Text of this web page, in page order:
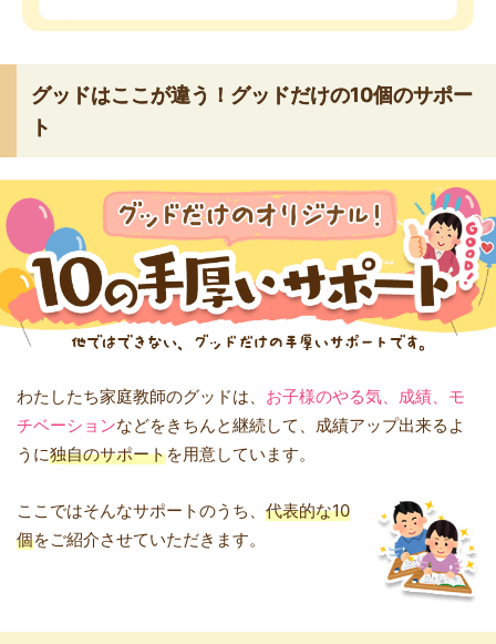
グッドはここが違う！グッドだけの10個のサポー
ト
わたしたち家庭教師のグッドは、 お子様のやる気、成績、モ
チベーションなどをきちんと継続して、成績アップ出来るよ
うに独自のサポートを用意しています。
ここではそんなサポートのうち、 代表的な10
個をご紹介させていただきます。